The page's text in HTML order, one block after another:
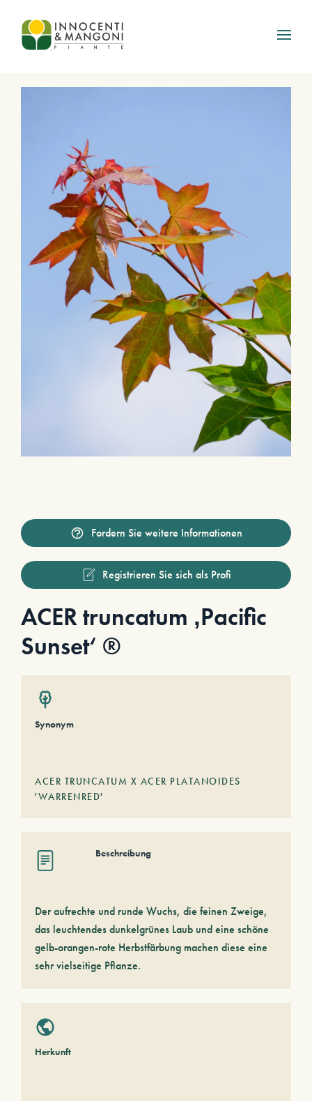
Skip to main content
Fordern Sie weitere Informationen
Registrieren Sie sich als Profi
ACER truncatum ‚Pacific
Sunset‘ ®
Synonym
ACER TRUNCATUM X ACER PLATANOIDES
'WARRENRED'
Beschreibung
Der aufrechte und runde Wuchs, die feinen Zweige,
das leuchtendes dunkelgrünes Laub und eine schöne
gelb-orangen-rote Herbstfärbung machen diese eine
sehr vielseitige Pflanze.
Herkunft